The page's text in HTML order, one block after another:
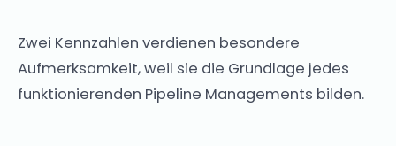
Zwei Kennzahlen verdienen besondere
Aufmerksamkeit, weil sie die Grundlage jedes
funktionierenden Pipeline Managements bilden.